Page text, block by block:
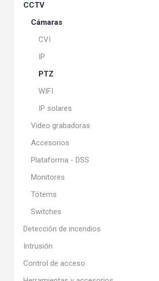
CCTV
Cámaras
CVI
IP
PTZ
WIFI
IP solares
Video grabadoras
Accesorios
Plataforma - DSS
Monitores
Tótems
Switches
Detección de incendios
Intrusión
Control de acceso